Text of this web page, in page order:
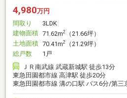
4,980万円
間取り
3LDK
建物面積 71.62m2
（21.66坪）
土地面積 70.41m2
（21.29坪）
総戸数
1戸
ＪＲ南武線 武蔵新城駅 徒歩13分
東急田園都市線 高津駅 徒歩20分
東急田園都市線 溝の口駅 バス6分/第三